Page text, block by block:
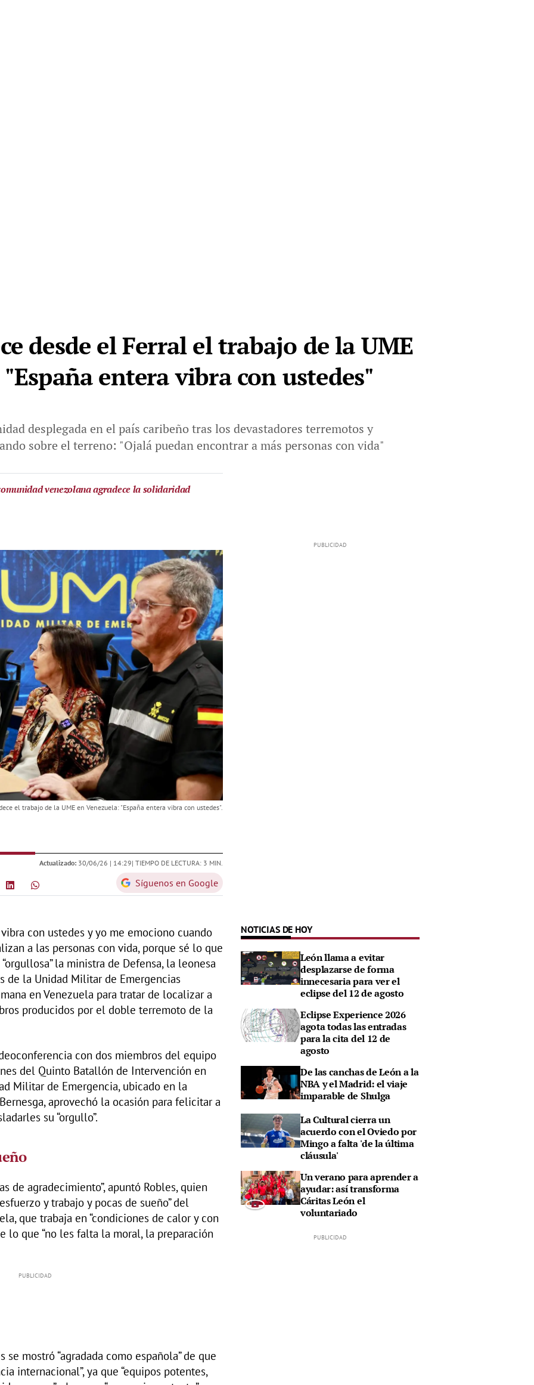
desde el Ferral el trabajo de la UME
entera vibra con ustedes"
desplegada en el país caribeño tras los devastadores terremotos y
sobre el terreno: "Ojalá puedan encontrar a más personas con vida"
venezolana agradece la solidaridad
el trabajo de la UME en Venezuela: "España entera vibra con ustedes".
Actualizado: 30/06/26 | 14:29| TIEMPO DE LECTURA: 3 MIN.
Síguenos en Google
con ustedes y yo me emociono cuando
a las personas con vida, porque sé lo que
la ministra de Defensa, la leonesa
de la Unidad Militar de Emergencias
en Venezuela para tratar de localizar a
producidos por el doble terremoto de la
con dos miembros del equipo
del Quinto Batallón de Intervención en
Militar de Emergencia, ubicado en la
aprovechó la ocasión para felicitar a
su “orgullo”.
de agradecimiento”, apuntó Robles, quien
y trabajo y pocas de sueño” del
que trabaja en “condiciones de calor y con
lo que “no les falta la moral, la preparación
mostró “agradada como española” de que
internacional”, ya que “equipos potentes,
NOTICIAS DE HOY
León llama a evitar
desplazarse de forma
innecesaria para ver el
eclipse del 12 de agosto
Eclipse Experience 2026
agota todas las entradas
para la cita del 12 de
agosto
De las canchas de León a la
NBA y el Madrid: el viaje
imparable de Shulga
La Cultural cierra un
acuerdo con el Oviedo por
Mingo a falta 'de la última
cláusula'
Un verano para aprender a
ayudar: así transforma
Cáritas León el
voluntariado